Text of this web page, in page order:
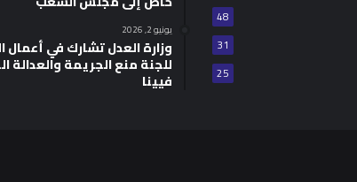
48
31
25
يونيو 2, 2026
للجنة منع الجريمة والعدالة
فيينا